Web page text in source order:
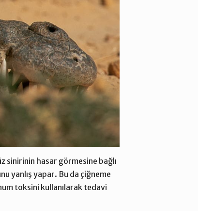
sinirinin hasar görmesine bağlı
yanlış yapar. Bu da çiğneme
toksini kullanılarak tedavi